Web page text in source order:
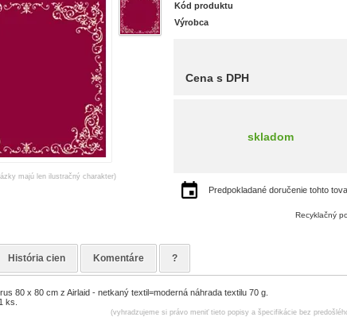
majú len ilustračný charakter)
Kód produktu
Výrobca
Cena s DPH
skladom
Predpokladané doručenie tohto
Recyklačný
História cien Komentáre ?
80 x 80 cm z Airlaid - netkaný textil=moderná náhrada textilu 70 g.
ks.
(vyhradzujeme si právo meniť tieto popisy a špecifikácie bez